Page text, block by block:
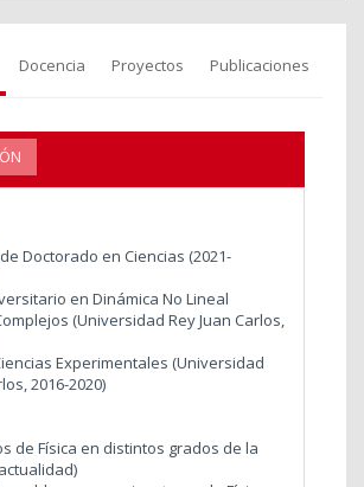
Docencia Proyectos Publicaciones
Doctorado en Ciencias (2021-
en Dinámica No Lineal
(Universidad Rey Juan Carlos,
Experimentales (Universidad
2016-2020)
de Física en distintos grados de la
actualidad)